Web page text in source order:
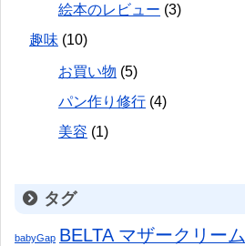
絵本のレビュー (3)
趣味 (10)
お買い物 (5)
パン作り修行 (4)
美容 (1)
タグ
babyGap BELTA マザークリーム